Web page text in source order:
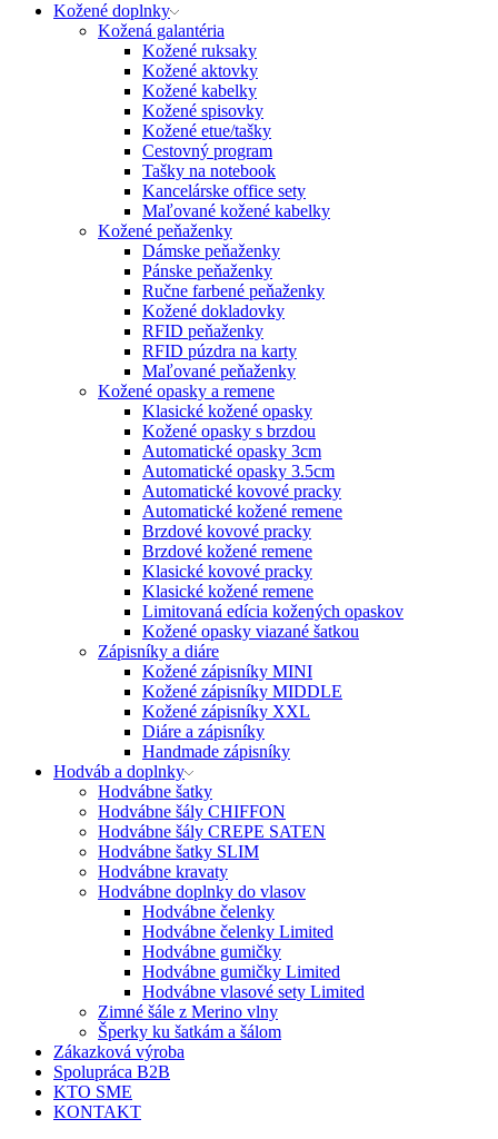
Kožené doplnky
Kožená galantéria
Kožené ruksaky
Kožené aktovky
Kožené kabelky
Kožené spisovky
Kožené etue/tašky
Cestovný program
Tašky na notebook
Kancelárske office sety
Maľované kožené kabelky
Kožené peňaženky
Dámske peňaženky
Pánske peňaženky
Ručne farbené peňaženky
Kožené dokladovky
RFID peňaženky
RFID púzdra na karty
Maľované peňaženky
Kožené opasky a remene
Klasické kožené opasky
Kožené opasky s brzdou
Automatické opasky 3cm
Automatické opasky 3.5cm
Automatické kovové pracky
Automatické kožené remene
Brzdové kovové pracky
Brzdové kožené remene
Klasické kovové pracky
Klasické kožené remene
Limitovaná edícia kožených opaskov
Kožené opasky viazané šatkou
Zápisníky a diáre
Kožené zápisníky MINI
Kožené zápisníky MIDDLE
Kožené zápisníky XXL
Diáre a zápisníky
Handmade zápisníky
Hodváb a doplnky
Hodvábne šatky
Hodvábne šály CHIFFON
Hodvábne šály CREPE SATEN
Hodvábne šatky SLIM
Hodvábne kravaty
Hodvábne doplnky do vlasov
Hodvábne čelenky
Hodvábne čelenky Limited
Hodvábne gumičky
Hodvábne gumičky Limited
Hodvábne vlasové sety Limited
Zimné šále z Merino vlny
Šperky ku šatkám a šálom
Zákazková výroba
Spolupráca B2B
KTO SME
KONTAKT